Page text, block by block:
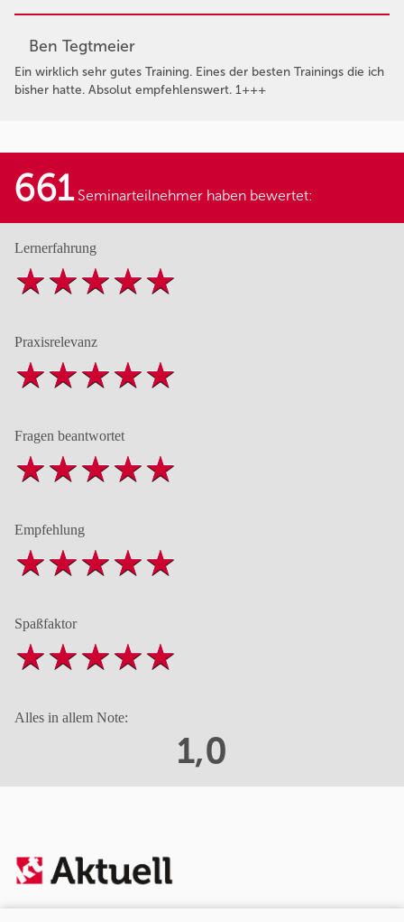
Ben Tegtmeier
Ein wirklich sehr gutes Training. Eines der besten Trainings die ich
bisher hatte. Absolut empfehlenswert. 1+++
661Seminarteilnehmer haben bewertet:
Lernerfahrung
Praxisrelevanz
Fragen beantwortet
Empfehlung
Spaßfaktor
Alles in allem Note:
1,0